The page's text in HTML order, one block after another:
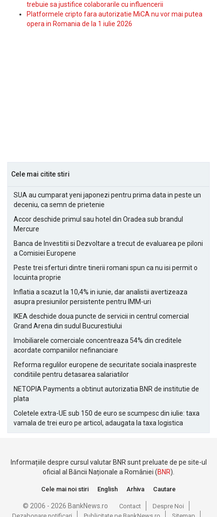
trebuie sa justifice colaborarile cu influencerii
Platformele cripto fara autorizatie MiCA nu vor mai putea
opera in Romania de la 1 iulie 2026
Cele mai citite stiri
SUA au cumparat yeni japonezi pentru prima data in peste un
deceniu, ca semn de prietenie
Accor deschide primul sau hotel din Oradea sub brandul
Mercure
Banca de Investitii si Dezvoltare a trecut de evaluarea pe piloni
a Comisiei Europene
Peste trei sferturi dintre tinerii romani spun ca nu isi permit o
locuinta proprie
Inflatia a scazut la 10,4% in iunie, dar analistii avertizeaza
asupra presiunilor persistente pentru IMM-uri
IKEA deschide doua puncte de servicii in centrul comercial
Grand Arena din sudul Bucurestiului
Imobiliarele comerciale concentreaza 54% din creditele
acordate companiilor nefinanciare
Reforma regulilor europene de securitate sociala inaspreste
conditiile pentru detasarea salariatilor
NETOPIA Payments a obtinut autorizatia BNR de institutie de
plata
Coletele extra-UE sub 150 de euro se scumpesc din iulie: taxa
vamala de trei euro pe articol, adaugata la taxa logistica
Informațiile despre cursul valutar BNR sunt preluate de pe site-ul
oficial al Băncii Naționale a României (BNR).
Cele mai noi stiri English Arhiva Cautare
© 2006 - 2026 BankNews.ro Contact
Despre Noi